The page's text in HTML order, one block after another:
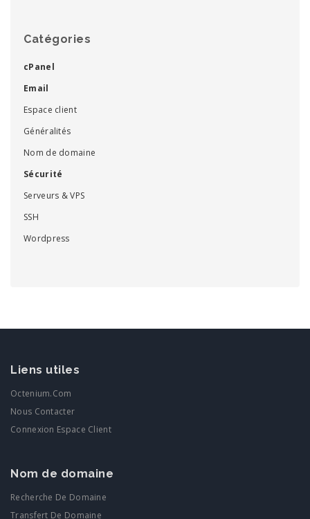
Catégories
cPanel
Email
Espace client
Généralités
Nom de domaine
Sécurité
Serveurs & VPS
SSH
Wordpress
Liens utiles
Octenium.com
Nous Contacter
Connexion Espace Client
Nom de domaine
Recherche De Domaine
Transfert De Domaine